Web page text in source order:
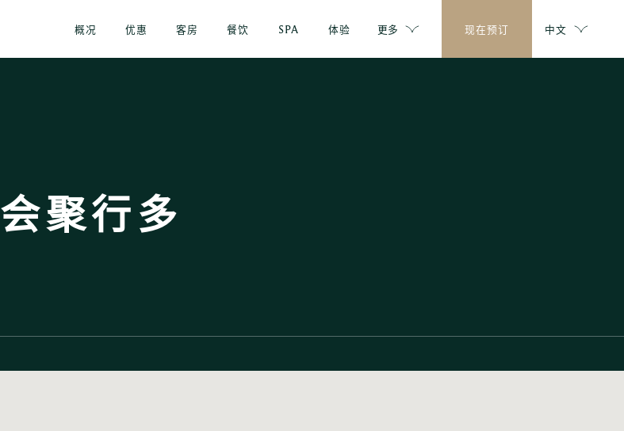
概况 优惠 客房 餐饮 SPA 体验 更多 现在预订 中文
会聚行多